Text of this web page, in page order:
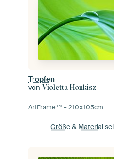
Tropfen
vonVioletta Honkisz
ArtFrame™ –210×105cm
Größe & Material